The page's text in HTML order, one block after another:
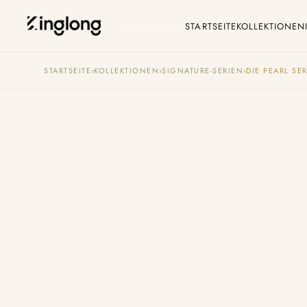
STARTSEITEKOLLEKTIONEN
STARTSEITE›KOLLEKTIONEN›SIGNATURE-SERIEN›DIE PEARL
Privacy Policy